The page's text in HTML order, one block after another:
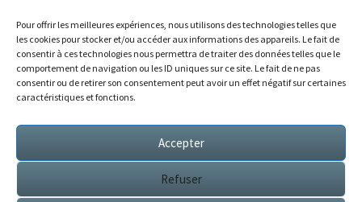
Pour offrir les meilleures expériences, nous utilisons des technologies telles que
les cookies pour stocker et/ou accéder aux informations des appareils. Le fait de
consentir à ces technologies nous permettra de traiter des données telles que le
comportement de navigation ou les ID uniques sur ce site. Le fait de ne pas
consentir ou de retirer son consentement peut avoir un effet négatif sur certaines
caractéristiques et fonctions.
Accepter
Refuser
Catégories
Ciné-club
Derniers articles